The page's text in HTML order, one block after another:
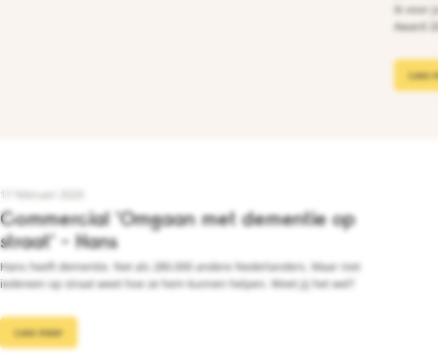
ik voor
Award
Lees
17 februari 2020
Commercial 'Omgaan met dementie op
straat' - Hans
Hans heeft dementie. Net als 280.000 andere Nederlanders. Maar niet
iedereen op straat weet hoe ze hem kunnen helpen. Weet jij het wel?
Lees meer